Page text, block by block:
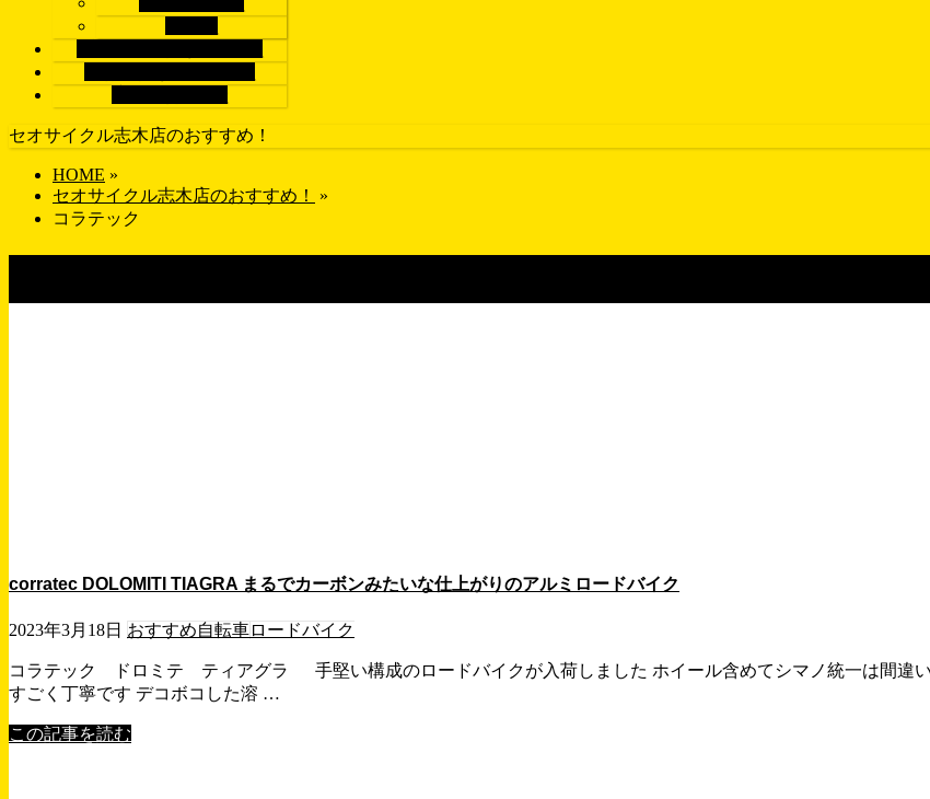
セオサイクル志木店のおすすめ！
HOME »
セオサイクル志木店のおすすめ！
»
コラテック
corratec DOLOMITI TIAGRA まるでカーボンみたいな仕上がりのアルミロードバイク
2023年3月18日 おすすめ自転車ロードバイク
コラテック ドロミテ ティアグラ 手堅い構成のロードバイクが入荷しました ホイール含めてシマノ統一は間違
すごく丁寧です デコボコした溶 …
この記事を読む